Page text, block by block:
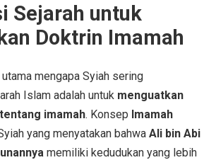
Sejarah untuk
Doktrin Imamah
mengapa Syiah sering
Islam adalah untuk menguatkan
imamah. Konsep Imamah
yang menyatakan bahwa Ali bin Abi
memiliki kedudukan yang lebih